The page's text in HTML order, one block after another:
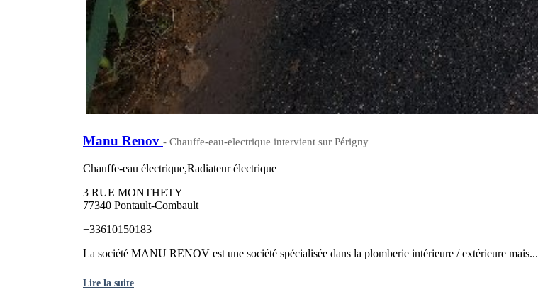
Manu Renov - Chauffe-eau-electrique intervient sur Périgny
Chauffe-eau électrique,Radiateur électrique
3 RUE MONTHETY
77340 Pontault-Combault
+33610150183
La société MANU RENOV est une société spécialisée dans la plomberie intérieure / extérieure mais...
Lire la suite